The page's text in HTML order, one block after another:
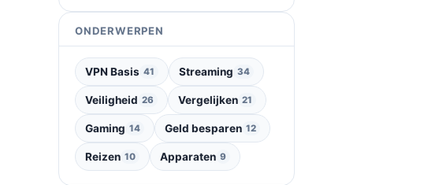
ONDERWERPEN
VPN Basis 41 Streaming 34
Veiligheid 26 Vergelijken 21
Gaming 14 Geld besparen 12
Reizen 10 Apparaten 9